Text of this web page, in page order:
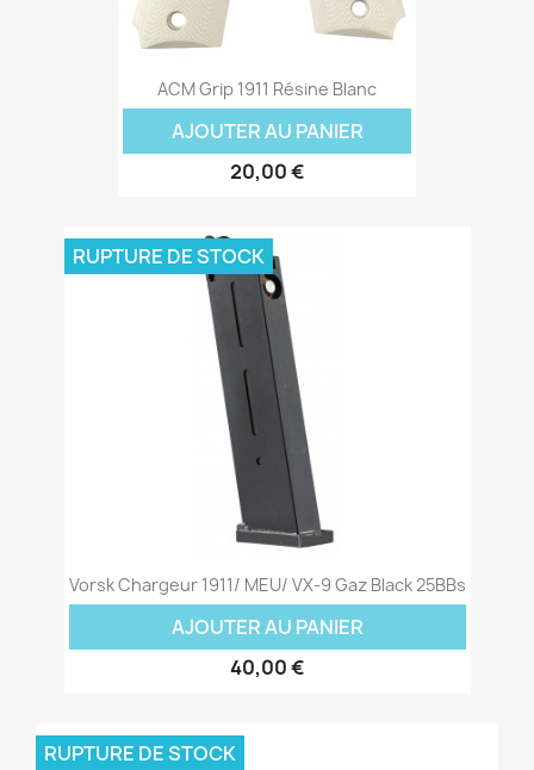
ACM Grip 1911 Résine Blanc
AJOUTER AU PANIER
20,00 €
Vorsk Chargeur 1911/ MEU/ VX-9 Gaz Black 25BBs
AJOUTER AU PANIER
40,00 €
RUPTURE DE STOCK
RUPTURE DE STOCK